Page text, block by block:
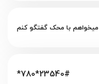
میخواهم با محک گفتگو کنم
*780*23540#